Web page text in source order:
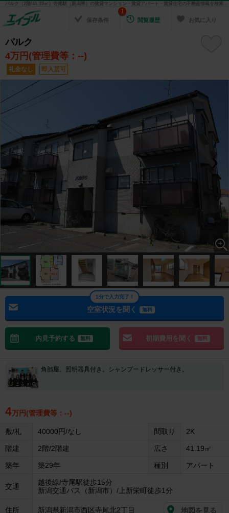
パルク（2階/41.19㎡）寺尾駅（新潟県）の賃貸マンション・賃貸アパート・賃貸住宅の不動産情報を検索！ 不動産賃貸の物件探しは、お部屋探しのエイブル
保存条件 閲覧履歴
1
お気に入り
パルク
4万円(管理費等：--)
礼金なし 即入居可
空室状況を聞く 無料
1分で入力完了！
内見予約する 無料 初期費用を聞く 無料
角部屋。照明器具付き。シャンプードレッサー付き。
4万円(管理費等：--)
敷/礼 40000円/なし 間取り 2K
階建 2階/2階建 広さ 41.19㎡
築年 築29年 種別 アパート
交通
越後線/寺尾駅徒歩15分
新潟交通バス（新潟市）/上新栄町徒歩1分
住所 新潟県新潟市西区寺尾北2丁目 地図を見る